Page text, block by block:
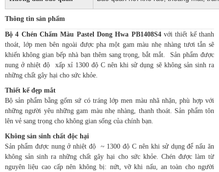
Thông tin sản phẩm
Bộ 4 Chén Chấm Màu Pastel Dong Hwa PB1408S4với thiết kế thanh
thoát, lớp men bên ngoài được pha một gam màu nhẹ nhàng tươi tắn sẽ
khiến không gian bếp nhà bạn thêm sang trọng, bắt mắt. Sản phẩm được
nung ở nhiệt độ xấp xỉ 1300 độ C nên khi sử dụng sẽ không sản sinh ra
những chất gây hại cho sức khỏe.
Thiết kế đẹp mắt
Bộ sản phẩm bằng gốm sứ có tráng lớp men màu nhã nhặn, phù hợp với
những người yêu những gam màu nhẹ nhàng, thanh thoát. Sản phẩm tôn
lên vẻ sang trọng cho không gian sống của chính bạn.
Không sản sinh chất độc hại
Sản phẩm được nung ở nhiệt độ ~ 1300 độ C nên khi sử dụng để nấu ăn
không sản sinh ra những chất gây hại cho sức khỏe. Chén được làm từ
nguyên liệu cao cấp nên không bị: nứt, vỡ khi nấu, an toàn cho người